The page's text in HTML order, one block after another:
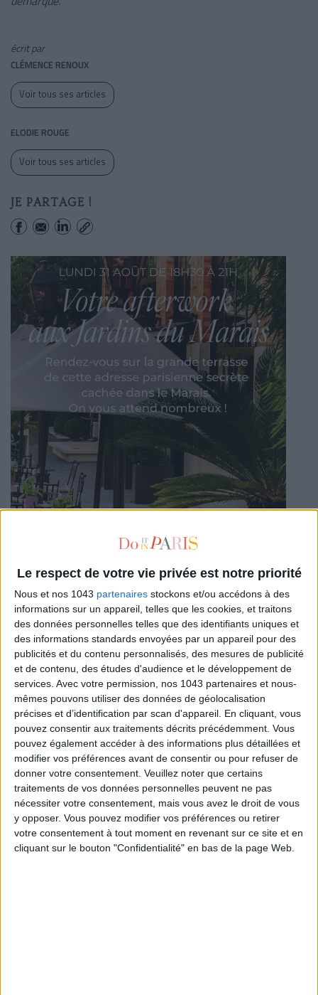
Le respect de votre vie privée est notre priorité
Nous et nos 1043 partenaires stockons et/ou accédons à des
informations sur un appareil, telles que les cookies, et traitons
des données personnelles telles que des identifiants uniques et
des informations standards envoyées par un appareil pour des
publicités et du contenu personnalisés, des mesures de publicité
et de contenu, des études d'audience et le développement de
services. Avec votre permission, nos 1043 partenaires et nous-
mêmes pouvons utiliser des données de géolocalisation
précises et d’identification par scan d'appareil. En cliquant, vous
pouvez consentir aux traitements décrits précédemment. Vous
pouvez également accéder à des informations plus détaillées et
modifier vos préférences avant de consentir ou pour refuser de
donner votre consentement. Veuillez noter que certains
traitements de vos données personnelles peuvent ne pas
nécessiter votre consentement, mais vous avez le droit de vous
y opposer. Vous pouvez modifier vos préférences ou retirer
votre consentement à tout moment en revenant sur ce site et en
cliquant sur le bouton "Confidentialité" en bas de la page Web.
écrit par
CLÉMENCE RENOUX
Voir tous ses articles
ELODIE ROUGE
Voir tous ses articles
JE PARTAGE !
AUTRES SUGGESTIONS
LE NOUVEAU CONCEPT STORE QUI FAIT
TREMBLER LE MARAIS
LA VALLÉE VILLAGE OUVRE AU
ATELIERS D’EXCELLENCE